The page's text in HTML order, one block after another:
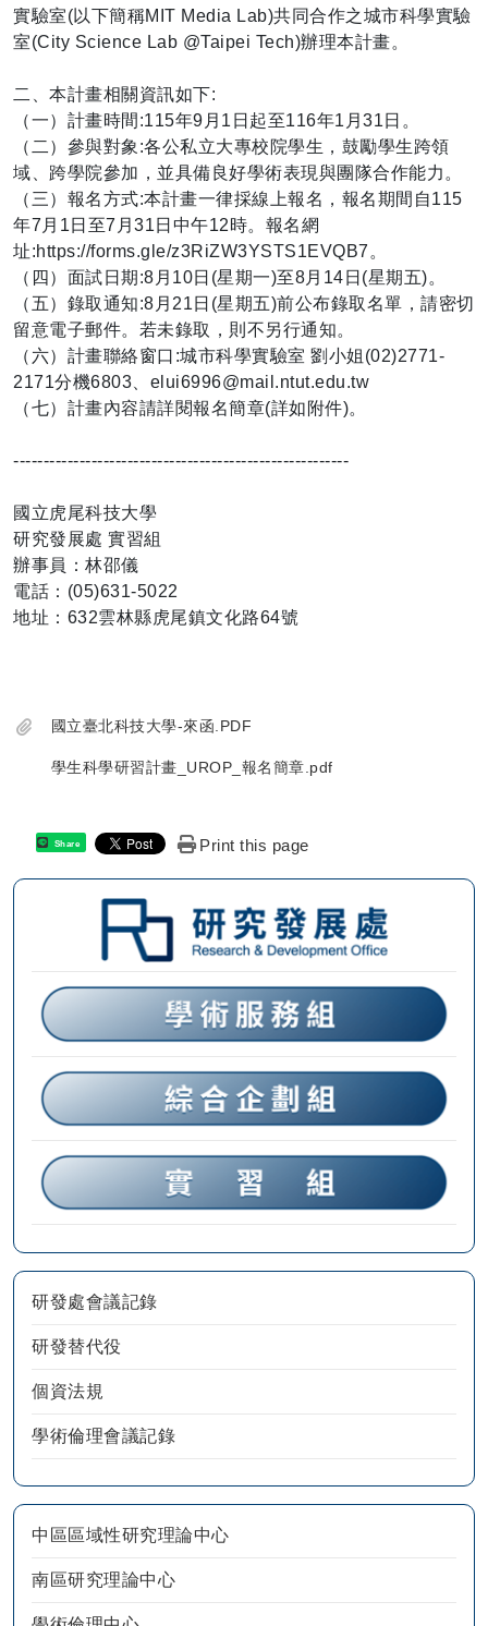
實驗室(以下簡稱MIT Media Lab)共同合作之城市科學實驗
室(City Science Lab @Taipei Tech)辦理本計畫。
二、本計畫相關資訊如下:
（一）計畫時間:115年9月1日起至116年1月31日。
（二）參與對象:各公私立大專校院學生，鼓勵學生跨領
域、跨學院參加，並具備良好學術表現與團隊合作能力。
（三）報名方式:本計畫一律採線上報名，報名期間自115
年7月1日至7月31日中午12時。報名網
址:https://forms.gle/z3RiZW3YSTS1EVQB7。
（四）面試日期:8月10日(星期一)至8月14日(星期五)。
（五）錄取通知:8月21日(星期五)前公布錄取名單，請密切
留意電子郵件。若未錄取，則不另行通知。
（六）計畫聯絡窗口:城市科學實驗室 劉小姐(02)2771-
2171分機6803、elui6996@mail.ntut.edu.tw
（七）計畫內容請詳閱報名簡章(詳如附件)。
--------------------------------------------------------
國立虎尾科技大學
研究發展處 實習組
辦事員：林邵儀
電話：(05)631-5022
地址：632雲林縣虎尾鎮文化路64號
國立臺北科技大學-來函.PDF
學生科學研習計畫_UROP_報名簡章.pdf
Share Print this page
研發處會議記錄
研發替代役
個資法規
學術倫理會議記錄
中區區域性研究理論中心
南區研究理論中心